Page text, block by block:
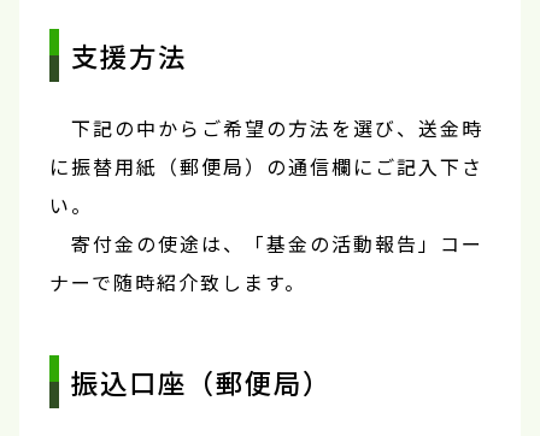
支援方法
下記の中からご希望の方法を選び、送金時
に振替用紙（郵便局）の通信欄にご記入下さ
い。
寄付金の使途は、「基金の活動報告」コー
ナーで随時紹介致します。
振込口座（郵便局）